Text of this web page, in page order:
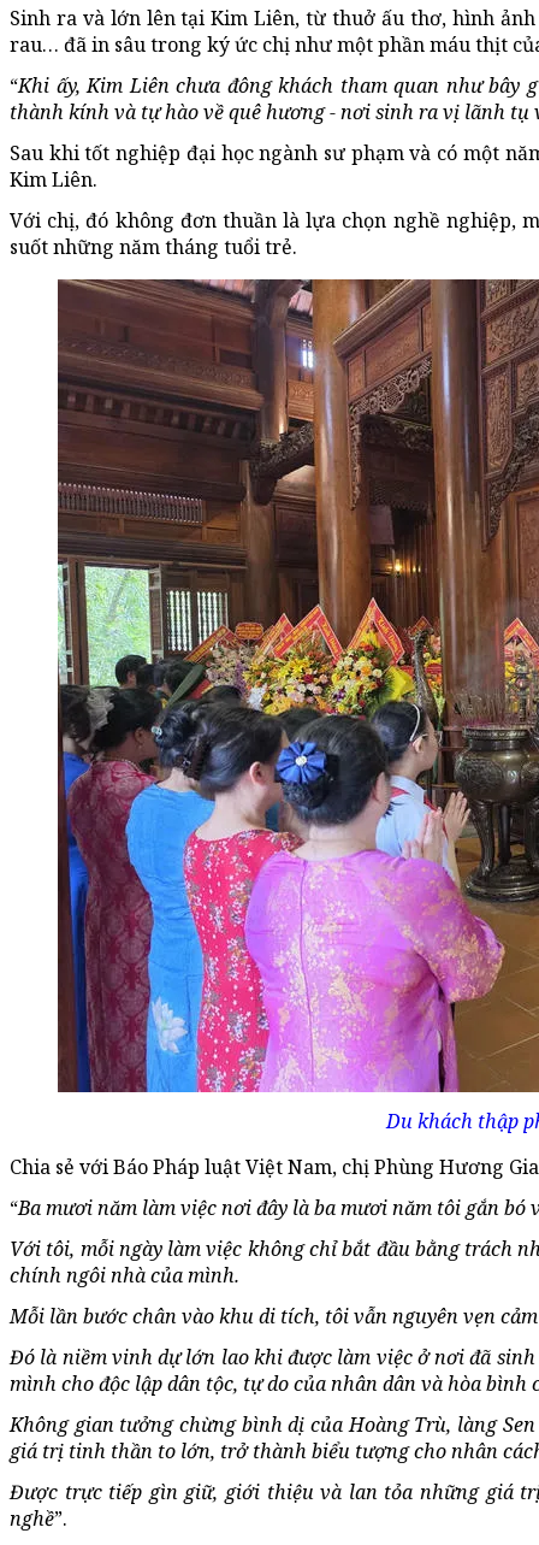
Sinh ra và lớn lên tại Kim Liên, từ thuở ấu thơ, hình
rau… đã in sâu trong ký ức chị như một phần máu thịt
“Khi ấy, Kim Liên chưa đông khách tham quan như
thành kính và tự hào về quê hương - nơi sinh ra vị lãnh tụ
Sau khi tốt nghiệp đại học ngành sư phạm và có một
Kim Liên.
Với chị, đó không đơn thuần là lựa chọn nghề nghiệp,
suốt những năm tháng tuổi trẻ.
Du khách thập
Chia sẻ với Báo Pháp luật Việt Nam, chị Phùng Hương
“Ba mươi năm làm việc nơi đây là ba mươi năm tôi gắn
Với tôi, mỗi ngày làm việc không chỉ bắt đầu bằng trách
chính ngôi nhà của mình.
Mỗi lần bước chân vào khu di tích, tôi vẫn nguyên vẹn
Đó là niềm vinh dự lớn lao khi được làm việc ở nơi đã
mình cho độc lập dân tộc, tự do của nhân dân và hòa bình
Không gian tưởng chừng bình dị của Hoàng Trù, làng
giá trị tinh thần to lớn, trở thành biểu tượng cho nhân
Được trực tiếp gìn giữ, giới thiệu và lan tỏa những giá
nghề”.